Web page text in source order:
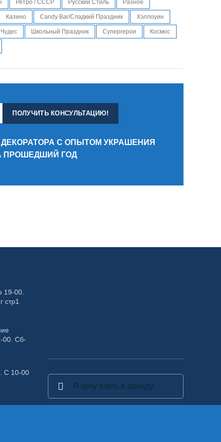
Ретро / СССР Русский Стиль Разное
Казино Candy Bar/Сладкий Праздник Хэллоуин
Школьный Праздник Супергерои Космос
С ОПЫТОМ УКРАШЕНИЯ
ПРОШЕДШИЙ ГОД
19-00.
стр1
00. Сб-
С 10-00